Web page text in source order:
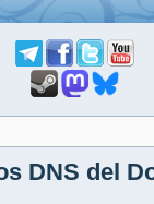
DNS del